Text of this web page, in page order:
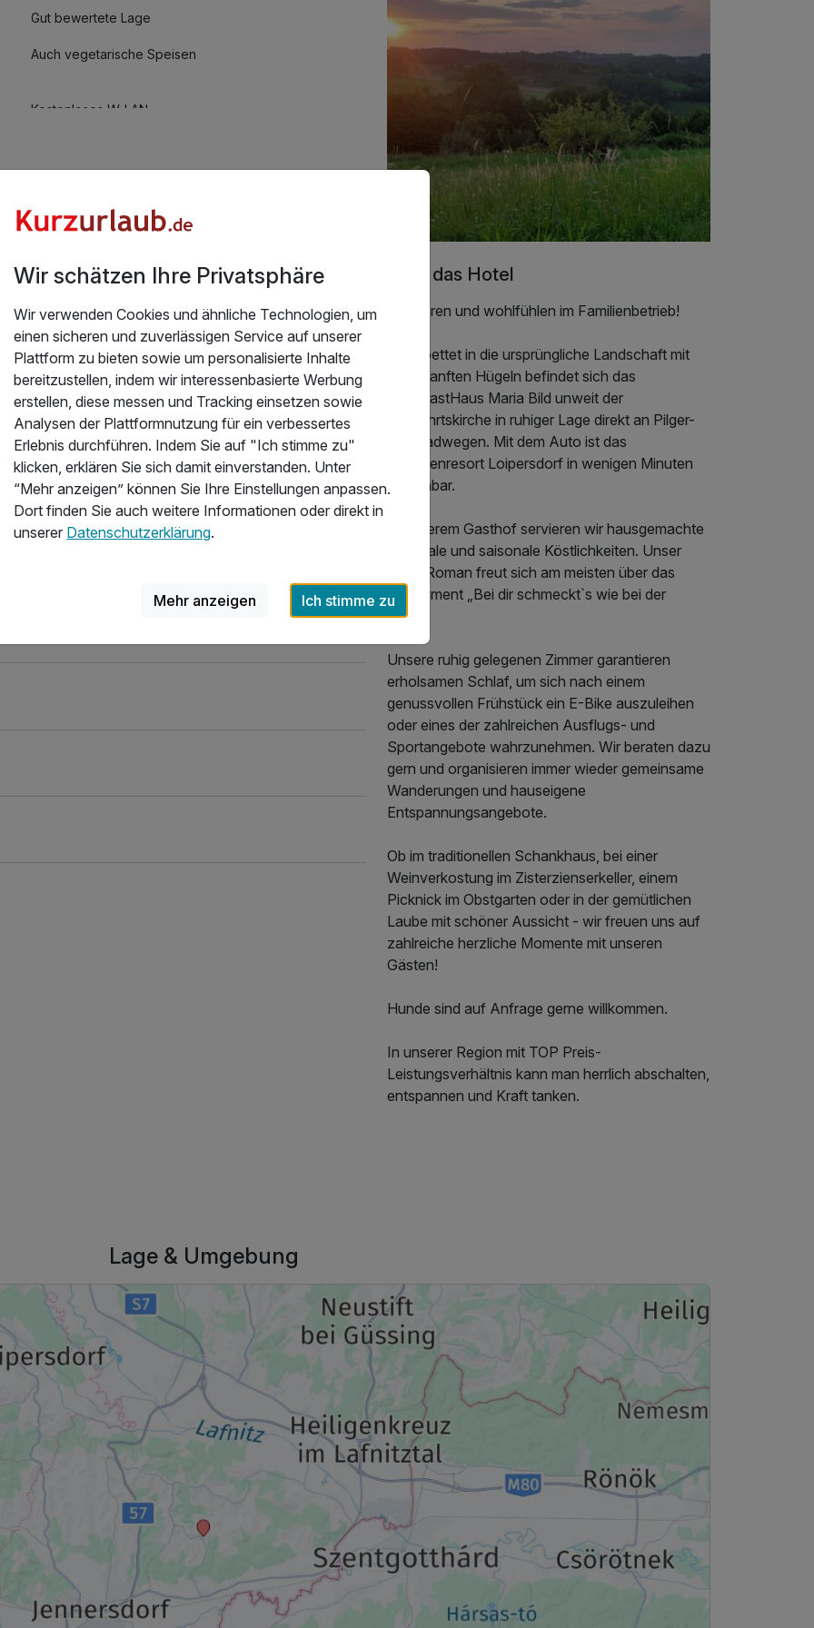
von Körper und Geist. Diese Methode kombiniert
Flexibilität zu steigern und die mentale Klarheit zu
Praktizierende.
Gut bewertete Lage
Auch vegetarische Speisen
Kostenloses W-LAN
| 2 Nächte
Personal . Würde jederzeit wieder dort buchen.
175,00 €
Über das Hotel
Einkehren und wohlfühlen im Familienbetrieb!
Eingebettet in die ursprüngliche Landschaft mit
ihren sanften Hügeln befindet sich das
LandRastHaus Maria Bild unweit der
Wallfahrtskirche in ruhiger Lage direkt an Pilger-
und Radwegen. Mit dem Auto ist das
Thermenresort Loipersdorf in wenigen Minuten
erreichbar.
In unserem Gasthof servieren wir hausgemachte
regionale und saisonale Köstlichkeiten. Unser
Koch Roman freut sich am meisten über das
Kompliment „Bei dir schmeckt`s wie bei der
Oma.“.
Unsere ruhig gelegenen Zimmer garantieren
erholsamen Schlaf, um sich nach einem
genussvollen Frühstück ein E-Bike auszuleihen
oder eines der zahlreichen Ausflugs- und
Sportangebote wahrzunehmen. Wir beraten dazu
gern und organisieren immer wieder gemeinsame
Wanderungen und hauseigene
Entspannungsangebote.
Ob im traditionellen Schankhaus, bei einer
Weinverkostung im Zisterzienserkeller, einem
Picknick im Obstgarten oder in der gemütlichen
Laube mit schöner Aussicht - wir freuen uns auf
zahlreiche herzliche Momente mit unseren
Gästen!
Hunde sind auf Anfrage gerne willkommen.
In unserer Region mit TOP Preis-
Leistungsverhältnis kann man herrlich abschalten,
entspannen und Kraft tanken.
Lage & Umgebung
Wir schätzen Ihre Privatsphäre
Wir verwenden Cookies und ähnliche Technologien, um
einen sicheren und zuverlässigen Service auf unserer
Plattform zu bieten sowie um personalisierte Inhalte
bereitzustellen, indem wir interessenbasierte Werbung
erstellen, diese messen und Tracking einsetzen sowie
Analysen der Plattformnutzung für ein verbessertes
Erlebnis durchführen. Indem Sie auf "Ich stimme zu"
klicken, erklären Sie sich damit einverstanden. Unter
“Mehr anzeigen” können Sie Ihre Einstellungen anpassen.
Dort finden Sie auch weitere Informationen oder direkt in
unserer Datenschutzerklärung.
Mehr anzeigen Ich stimme zu